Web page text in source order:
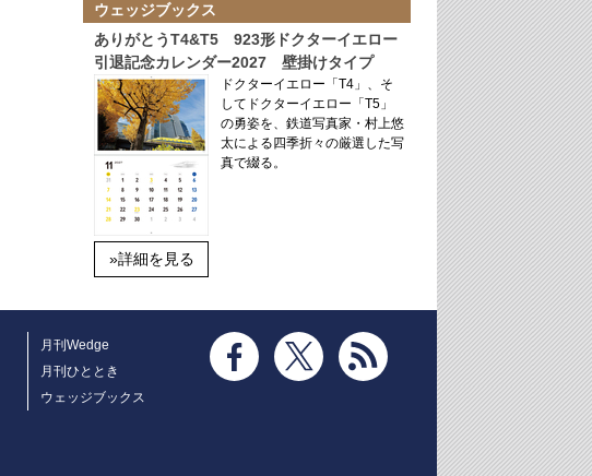
ウェッジブックス
ありがとうT4&T5 923形ドクターイエロー
引退記念カレンダー2027 壁掛けタイプ
»詳細を見る
ドクターイエロー「T4」、そ
してドクターイエロー「T5」
の勇姿を、鉄道写真家・村上悠
太による四季折々の厳選した写
真で綴る。
月刊Wedge
月刊ひととき
ウェッジブックス